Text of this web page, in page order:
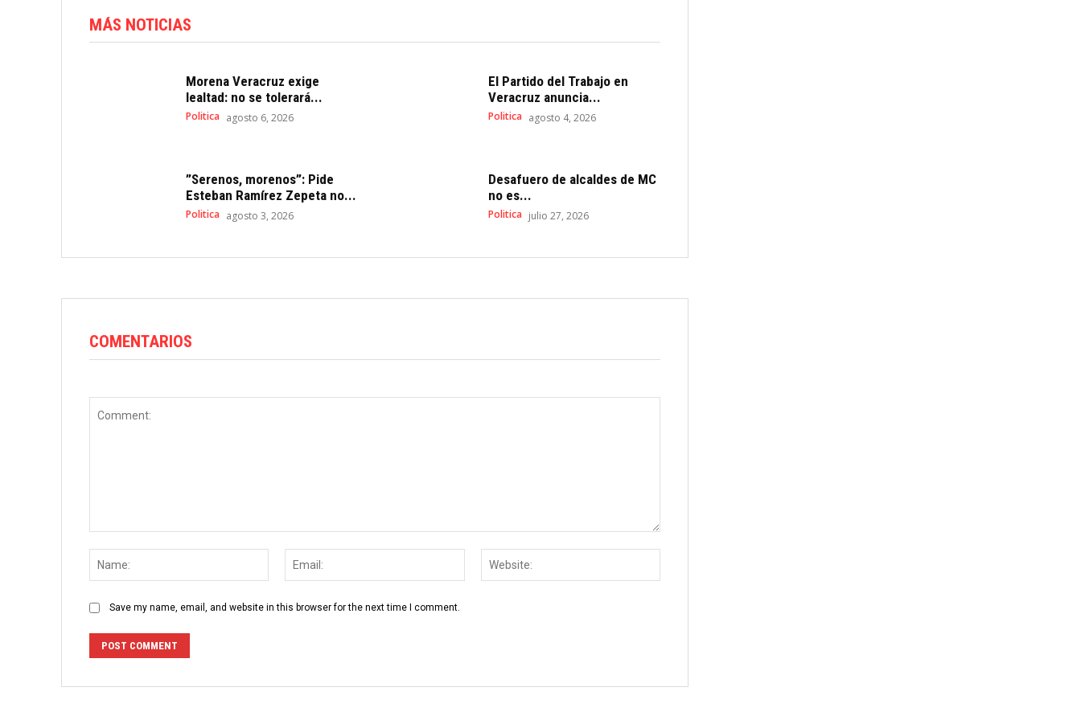
MÁS NOTICIAS
Morena Veracruz exige
lealtad: no se tolerará...
Politica agosto 6, 2026
El Partido del Trabajo en
Veracruz anuncia...
Politica agosto 4, 2026
”Serenos, morenos”: Pide
Esteban Ramírez Zepeta no...
Politica agosto 3, 2026
Desafuero de alcaldes de MC
no es...
Politica julio 27, 2026
COMENTARIOS
Save my name, email, and website in this browser for the next time I comment.